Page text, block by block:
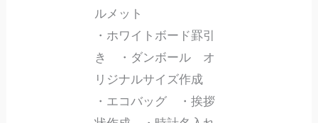
ルメット
・ホワイトボード罫引
き ・ダンボール オ
リジナルサイズ作成
・エコバッグ ・挨拶